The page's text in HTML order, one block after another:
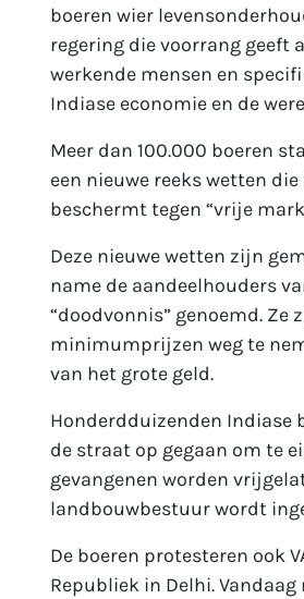
boeren wier
regering die voorrang geeft
werkende mensen en
Indiase economie en de
Meer dan 100.000 boeren
een nieuwe reeks wetten
beschermt tegen “vrije
Deze nieuwe wetten zijn
name de aandeelhouders
“doodvonnis” genoemd.
minimumprijzen weg te
van het grote geld.
Honderdduizenden Indiase
de straat op gegaan om te
gevangenen worden
landbouwbestuur wordt
De boeren protesteren ook
Republiek in Delhi.